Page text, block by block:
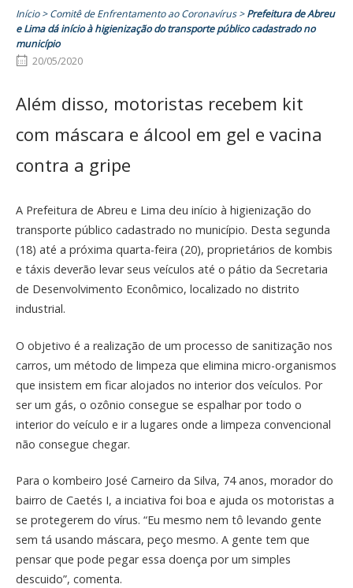
Início>Comitê de Enfrentamento ao Coronavírus>Prefeitura de Abreu
e Lima dá início à higienização do transporte público cadastrado no
município
20/05/2020
Além disso, motoristas recebem kit
com máscara e álcool em gel e vacina
contra a gripe
A Prefeitura de Abreu e Lima deu início à higienização do
transporte público cadastrado no município. Desta segunda
(18) até a próxima quarta-feira (20), proprietários de kombis
e táxis deverão levar seus veículos até o pátio da Secretaria
de Desenvolvimento Econômico, localizado no distrito
industrial.
O objetivo é a realização de um processo de sanitização nos
carros, um método de limpeza que elimina micro-organismos
que insistem em ficar alojados no interior dos veículos. Por
ser um gás, o ozônio consegue se espalhar por todo o
interior do veículo e ir a lugares onde a limpeza convencional
não consegue chegar.
Para o kombeiro José Carneiro da Silva, 74 anos, morador do
bairro de Caetés I, a inciativa foi boa e ajuda os motoristas a
se protegerem do vírus. “Eu mesmo nem tô levando gente
sem tá usando máscara, peço mesmo. A gente tem que
pensar que pode pegar essa doença por um simples
descuido”, comenta.